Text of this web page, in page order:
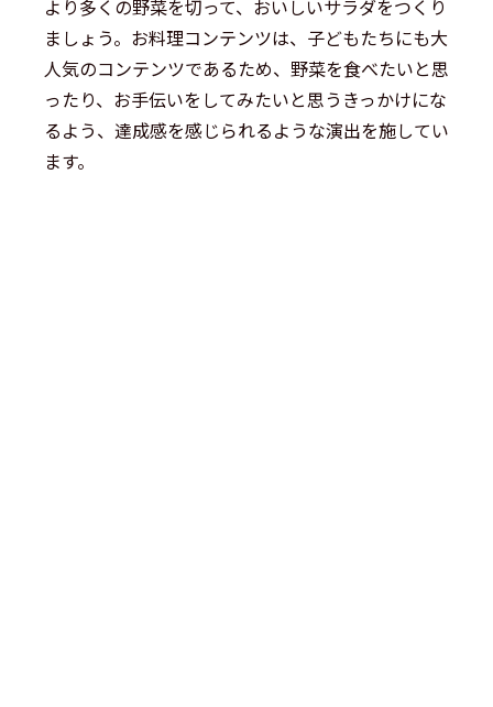
より多くの野菜を切って、おいしいサラダをつくり
ましょう。お料理コンテンツは、子どもたちにも大
人気のコンテンツであるため、野菜を食べたいと思
ったり、お手伝いをしてみたいと思うきっかけにな
るよう、達成感を感じられるような演出を施してい
ます。